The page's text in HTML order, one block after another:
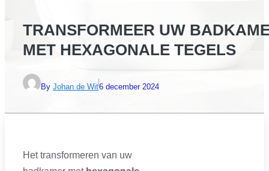
TRANSFORMEER UW
MET HEXAGONALE TEGELS
By Johan de Wit6 december 2024
Het transformeren van uw